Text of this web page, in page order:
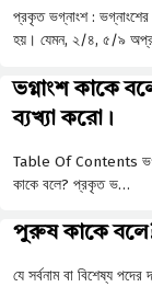
প্রকৃত ভগ্নাংশ : ভগ্নাংশের
হয়। যেমন, ২/৪, ৫/৯
ভগ্নাংশ কাকে
ব্যখ্যা করো।
Table Of Contents
কাকে বলে? প্রকৃত ভ…
পুরুষ কাকে
যে সর্বনাম বা বিশেষ্য